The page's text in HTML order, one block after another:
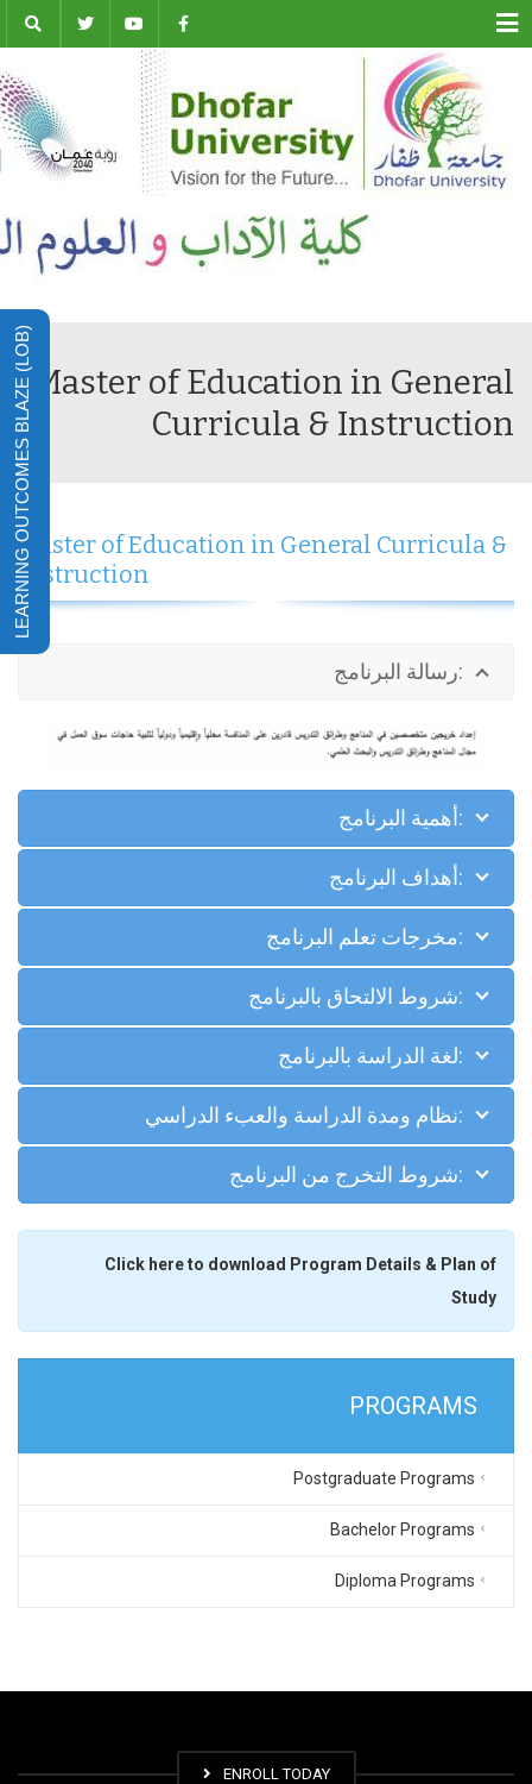
Menu
Master of Education in General
Curricula & Instruction
Master of Education in General Curricula &
Instruction
:رسالة البرنامج
:أهمية البرنامج
:أهداف البرنامج
:مخرجات تعلم البرنامج
:شروط الالتحاق بالبرنامج
:لغة الدراسة بالبرنامج
:نظام ومدة الدراسة والعبء الدراسي
:شروط التخرج من البرنامج
Click here to download Program Details & Plan of
Study
PROGRAMS
Postgraduate Programs
Bachelor Programs
Diploma Programs
ENROLL TODAY
LEARNING OUTCOMES BLAZE (LOB)